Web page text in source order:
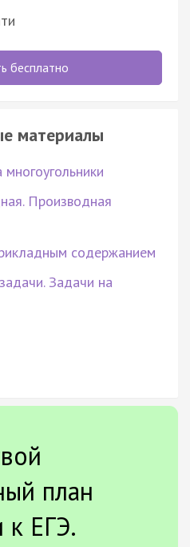
бесплатно
материалы
Производная
содержанием
Задачи на
план
к ЕГЭ.